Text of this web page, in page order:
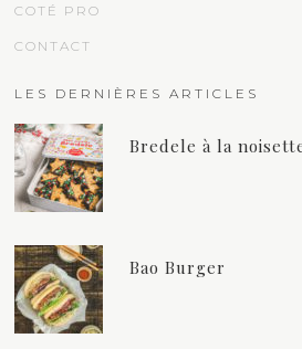
COTÉ PRO
CONTACT
LES DERNIÈRES ARTICLES
Bredele à la
Bao Burger